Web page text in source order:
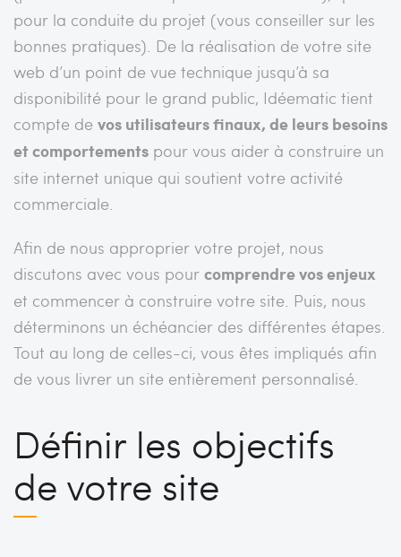
pour la conduite du projet (vous conseiller sur les
bonnes pratiques). De la réalisation de votre site
web d’un point de vue technique jusqu’à sa
disponibilité pour le grand public, Idéematic tient
compte de vos utilisateurs finaux, de leurs besoins
et comportements pour vous aider à construire un
site internet unique qui soutient votre activité
commerciale.
Afin de nous approprier votre projet, nous
discutons avec vous pour comprendre vos enjeux
et commencer à construire votre site. Puis, nous
déterminons un échéancier des différentes étapes.
Tout au long de celles-ci, vous êtes impliqués afin
de vous livrer un site entièrement personnalisé.
Définir les objectifs
de votre site